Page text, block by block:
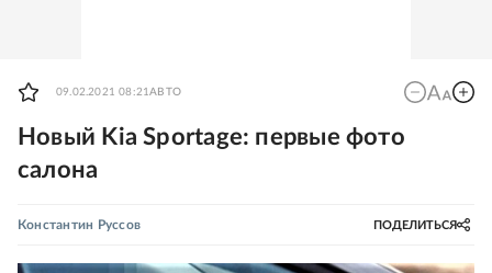
09.02.2021 08:21АВТО
Новый Kia Sportage: первые фото
салона
Константин Руссов ПОДЕЛИТЬСЯ